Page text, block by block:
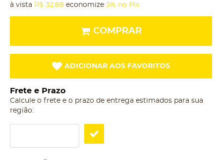
à vista R$ 32,88 economize 3% no Pix
COMPRAR
ADICIONAR AOS FAVORITOS
Frete e Prazo
Calcule o frete e o prazo de entrega estimados para sua
região: